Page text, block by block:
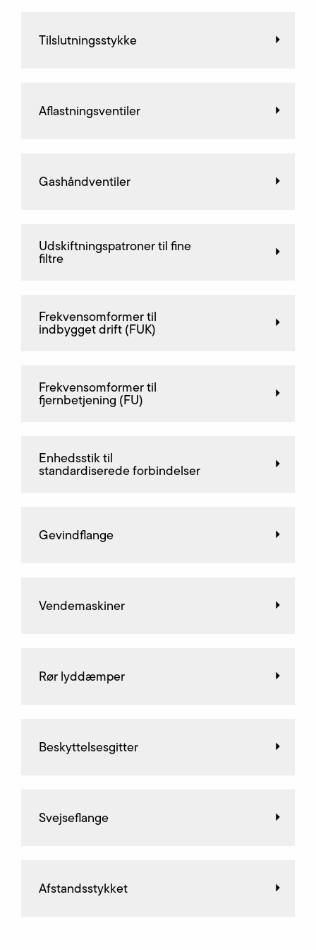
Tilslutningsstykke
Aflastningsventiler
Gashåndventiler
Udskiftningspatroner til fine
filtre
Frekvensomformer til
indbygget drift (FUK)
Frekvensomformer til
fjernbetjening (FU)
Enhedsstik til
standardiserede forbindelser
Gevindflange
Vendemaskiner
Rør lyddæmper
Beskyttelsesgitter
Svejseflange
Afstandsstykket